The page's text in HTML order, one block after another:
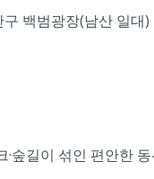
백범광장(남산 일대)
길이 섞인 편안한 동